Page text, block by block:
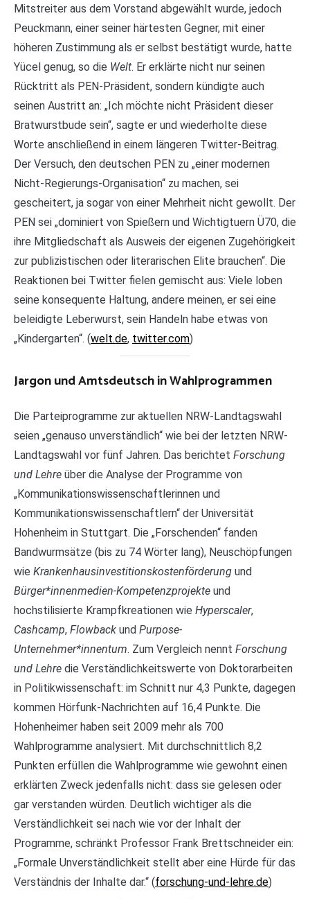
Mitstreiter aus dem Vorstand abgewählt wurde, jedoch
Peuckmann, einer seiner härtesten Gegner, mit einer
höheren Zustimmung als er selbst bestätigt wurde, hatte
Yücel genug, so die Welt. Er erklärte nicht nur seinen
Rücktritt als PEN-Präsident, sondern kündigte auch
seinen Austritt an: „Ich möchte nicht Präsident dieser
Bratwurstbude sein“, sagte er und wiederholte diese
Worte anschließend in einem längeren Twitter-Beitrag.
Der Versuch, den deutschen PEN zu „einer modernen
Nicht-Regierungs-Organisation“ zu machen, sei
gescheitert, ja sogar von einer Mehrheit nicht gewollt. Der
PEN sei „dominiert von Spießern und Wichtigtuern Ü70, die
ihre Mitgliedschaft als Ausweis der eigenen Zugehörigkeit
zur publizistischen oder literarischen Elite brauchen“. Die
Reaktionen bei Twitter fielen gemischt aus: Viele loben
seine konsequente Haltung, andere meinen, er sei eine
beleidigte Leberwurst, sein Handeln habe etwas von
„Kindergarten“. (welt.de, twitter.com)
Jargon und Amtsdeutsch in Wahlprogrammen
Die Parteiprogramme zur aktuellen NRW-Landtagswahl
seien „genauso unverständlich“ wie bei der letzten NRW-
Landtagswahl vor fünf Jahren. Das berichtet Forschung
und Lehre über die Analyse der Programme von
„Kommunikationswissenschaftlerinnen und
Kommunikationswissenschaftlern“ der Universität
Hohenheim in Stuttgart. Die „Forschenden“ fanden
Bandwurmsätze (bis zu 74 Wörter lang), Neuschöpfungen
wie Krankenhausinvestitionskostenförderung und
Bürger*innenmedien-Kompetenzprojekte und
hochstilisierte Krampfkreationen wie Hyperscaler,
Cashcamp, Flowback und Purpose-
Unternehmer*innentum. Zum Vergleich nennt Forschung
und Lehre die Verständlichkeitswerte von Doktorarbeiten
in Politikwissenschaft: im Schnitt nur 4,3 Punkte, dagegen
kommen Hörfunk-Nachrichten auf 16,4 Punkte. Die
Hohenheimer haben seit 2009 mehr als 700
Wahlprogramme analysiert. Mit durchschnittlich 8,2
Punkten erfüllen die Wahlprogramme wie gewohnt einen
erklärten Zweck jedenfalls nicht: dass sie gelesen oder
gar verstanden würden. Deutlich wichtiger als die
Verständlichkeit sei nach wie vor der Inhalt der
Programme, schränkt Professor Frank Brettschneider ein:
„Formale Unverständlichkeit stellt aber eine Hürde für das
Verständnis der Inhalte dar.“ (forschung-und-lehre.de)